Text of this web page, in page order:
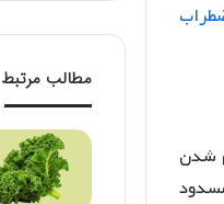
شدن
مطالب مرتبط